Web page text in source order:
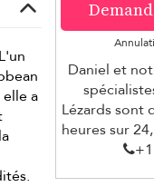
a
Daniel et
Lézards sont
heures sur